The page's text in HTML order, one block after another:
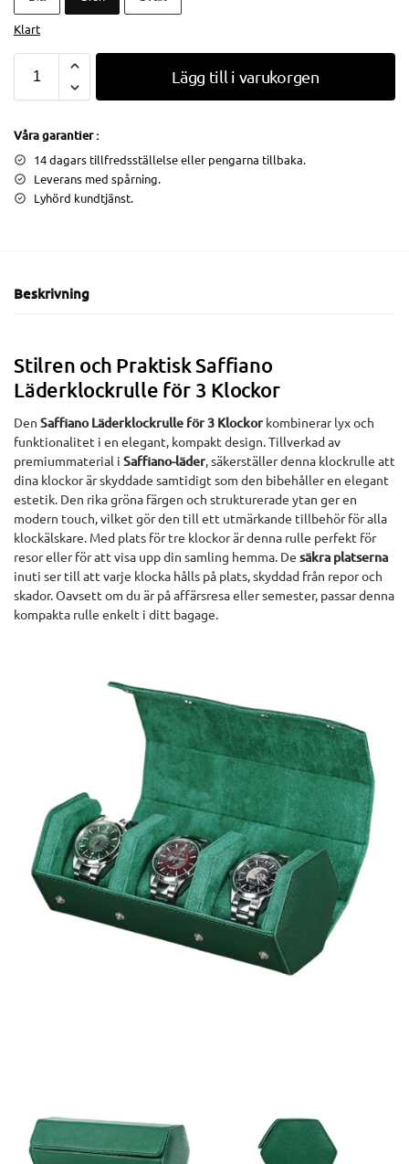
Klart
Lägg till i varukorgen
Våra garantier :
14 dagars tillfredsställelse eller pengarna tillbaka.
Leverans med spårning.
Lyhörd kundtjänst.
Beskrivning
Stilren och Praktisk Saffiano
Läderklockrulle för 3 Klockor
Den Saffiano Läderklockrulle för 3 Klockor kombinerar lyx och
funktionalitet i en elegant, kompakt design. Tillverkad av
premiummaterial i Saffiano-läder, säkerställer denna klockrulle att
dina klockor är skyddade samtidigt som den bibehåller en elegant
estetik. Den rika gröna färgen och strukturerade ytan ger en
modern touch, vilket gör den till ett utmärkande tillbehör för alla
klockälskare. Med plats för tre klockor är denna rulle perfekt för
resor eller för att visa upp din samling hemma. De säkra platserna
inuti ser till att varje klocka hålls på plats, skyddad från repor och
skador. Oavsett om du är på affärsresa eller semester, passar denna
kompakta rulle enkelt i ditt bagage.